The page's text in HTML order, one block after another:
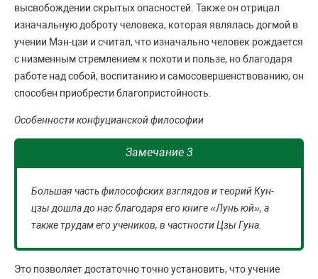
высвобождении скрытых опасностей. Также он отрицал
изначальную доброту человека, которая являлась догмой в
учении Мэн-цзи и считал, что изначально человек рождается
с низменным стремлением к похоти и пользе, но благодаря
работе над собой, воспитанию и самосовершенствованию, он
способен приобрести благопристойность.
Особенности конфуцианской философии
Замечание 3
Большая часть философских взглядов и теорий Кун-
цзы дошла до нас благодаря его книге «Лунь юй», а
также трудам его учеников, в частности Цзы Гуна.
Это позволяет достаточно точно установить, что учение